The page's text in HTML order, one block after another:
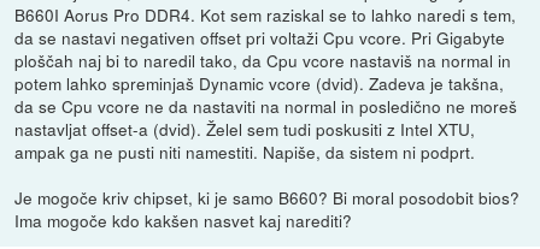
B660I Aorus Pro DDR4. Kot sem raziskal se to lahko naredi s tem,
da se nastavi negativen offset pri voltaži Cpu vcore. Pri Gigabyte
ploščah naj bi to naredil tako, da Cpu vcore nastaviš na normal in
potem lahko spreminjaš Dynamic vcore (dvid). Zadeva je takšna,
da se Cpu vcore ne da nastaviti na normal in posledično ne moreš
nastavljat offset-a (dvid). Želel sem tudi poskusiti z Intel XTU,
ampak ga ne pusti niti namestiti. Napiše, da sistem ni podprt.
Je mogoče kriv chipset, ki je samo B660? Bi moral posodobit bios?
Ima mogoče kdo kakšen nasvet kaj narediti?